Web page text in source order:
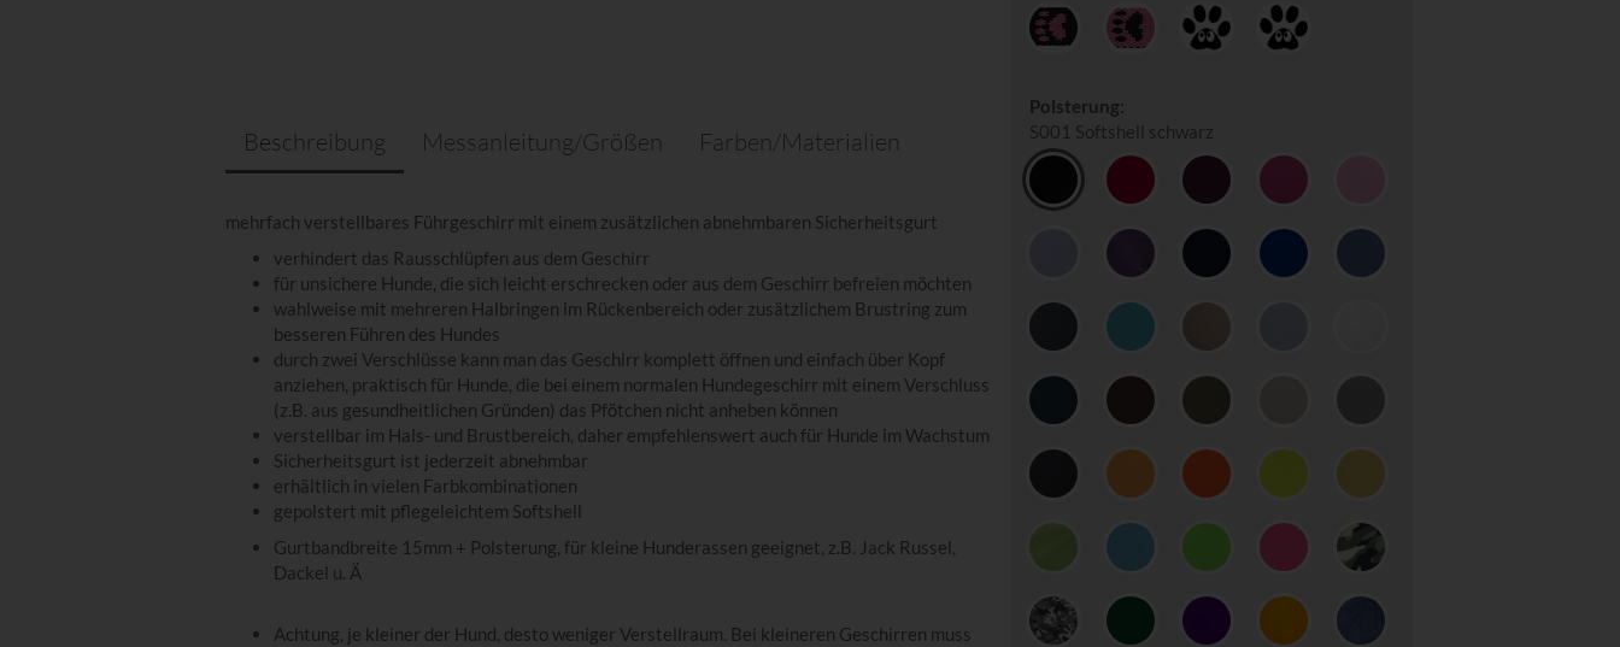
Polsterung:
S001 Softshell schwarz
Beschreibung Messanleitung/Größen Farben/Materialien
mehrfach verstellbares Führgeschirr mit einem zusätzlichen abnehmbaren Sicherheitsgurt
verhindert das Rausschlüpfen aus dem Geschirr
für unsichere Hunde, die sich leicht erschrecken oder aus dem Geschirr befreien möchten
wahlweise mit mehreren Halbringen im Rückenbereich oder zusätzlichem Brustring zum
besseren Führen des Hundes
durch zwei Verschlüsse kann man das Geschirr komplett öffnen und einfach über Kopf
anziehen, praktisch für Hunde, die bei einem normalen Hundegeschirr mit einem Verschluss
(z.B. aus gesundheitlichen Gründen) das Pfötchen nicht anheben können
verstellbar im Hals- und Brustbereich, daher empfehlenswert auch für Hunde im Wachstum
Sicherheitsgurt ist jederzeit abnehmbar
erhältlich in vielen Farbkombinationen
gepolstert mit pflegeleichtem Softshell
Gurtbandbreite 15mm + Polsterung, für kleine Hunderassen geeignet, z.B. Jack Russel,
Dackel u. Ä
Achtung, je kleiner der Hund, desto weniger Verstellraum. Bei kleineren Geschirren muss